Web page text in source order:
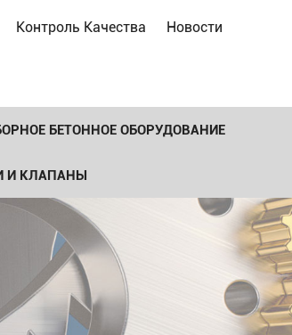
Контроль Качества Новости
БЕТОННОЕ ОБОРУДОВАНИЕ
И КЛАПАНЫ